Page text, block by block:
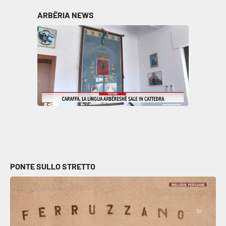
Parchi Marini Calabria
Leggendo Alvaro insieme
Imprese Di Calabria
Le perfidie di Antonella Grippo
LaC TV
ARBËRIA NEWS
PONTE SULLO STRETTO